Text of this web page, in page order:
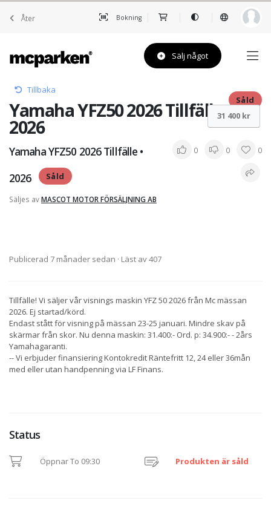
Åter Bokning
Sälj något
Tillbaka
Yamaha YFZ50 2026 Tillfälle •
2026
Såld
Yamaha YFZ50 2026 Tillfälle •
2026
Såld
0 0 0
Säljes avMASCOT MOTOR FÖRSÄLJNING AB
31 400 kr
Publicerad 7 månader sedan · Läst av 407
Tillfälle! Vi säljer vår visnings maskin YFZ 50 2026 från Mc mässan
2026. Ej startad/körd.
Endast stått för visning på mässan 23-25 januari. Mindre skav på
skärmar från skor. Nu denna maskin: 31.400:- Ord. p: 34.900:- - 2års
Yamahagaranti.
-- Vi erbjuder finansiering Kontokredit Räntefritt 12, 24 eller 36mån
med eller utan handpenning via LF Finans.
Status
Öppnar To 09:30 Produkten är såld